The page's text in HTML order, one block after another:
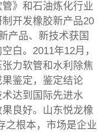
管》和石油炼化行业
制开发橡胶新产品20
产品、新技术获国
白。2011年12月，
力软管和水利除焦
鉴定，鉴定结论
达到国际先进水
良好。山东悦龙橡
之根本，市场是企业